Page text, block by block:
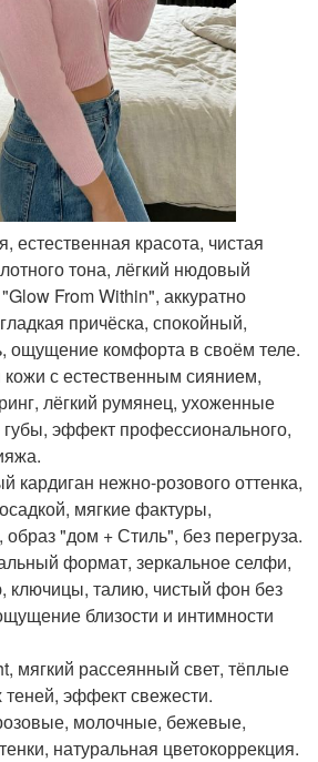
естественная красота, чистая
тона, лёгкий нюдовый
From Within", аккуратно
причёска, спокойный,
ощущение комфорта в своём теле.
с естественным сиянием,
лёгкий румянец, ухоженные
эффект профессионального,
кардиган нежно-розового оттенка,
мягкие фактуры,
образ "дом + Стиль", без перегруза.
формат, зеркальное селфи,
ключицы, талию, чистый фон без
близости и интимности
мягкий рассеянный свет, тёплые
теней, эффект свежести.
молочные, бежевые,
натуральная цветокоррекция.